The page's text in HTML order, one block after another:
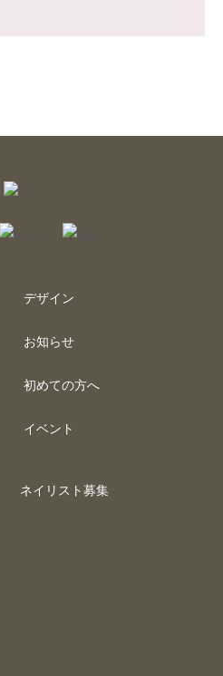
デザイン
お知らせ
初めての方へ
イベント
ネイリスト募集